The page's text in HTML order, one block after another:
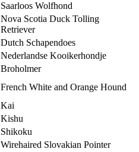
Saarloos Wolfhond
Nova Scotia Duck Tolling
Retriever
Dutch Schapendoes
Nederlandse Kooikerhondje
Broholmer
French White and Orange Hound
Kai
Kishu
Shikoku
Wirehaired Slovakian Pointer